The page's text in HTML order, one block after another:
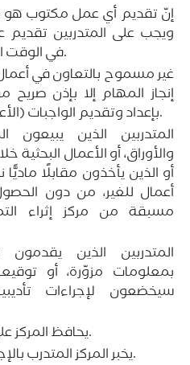
إنّ تقديم أي عمل مكتوب هو
ويجب على المتدربين
في الوقت المحدد إلى مدرب الدورة.
غير مسموح بالتعاون في أعمال
إنجاز المهام إلا بإذن
بإعداد وتقديم الواجبات (الأعمال الورقية، أو البحثية).
المتدربين الذين يبيعون
والأوراق، أو الأعمال
أو الذين يأخذون مقابلًا
أعمال للغير، من دون
مسبقة من مركز إثراء
المتدربين الذين
بمعلومات مزوّرة، أو
سيخضعون لإجراءات
يحافظ المركز على سرية الحالة المخالفة.
يخبر المركز المتدرب بالإجراء التأديبي قبل التنفيذ.